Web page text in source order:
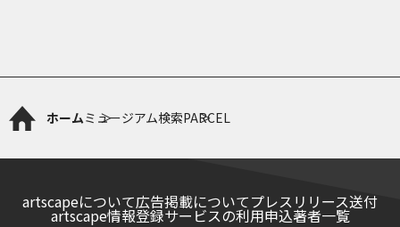
ホームミュージアム検索PARCEL
artscapeについて広告掲載についてプレスリリース送付
artscape情報登録サービスの利用申込著者一覧